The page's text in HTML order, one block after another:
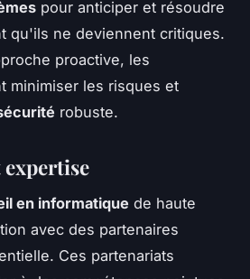
pour anticiper et résoudre
qu'ils ne deviennent critiques.
proactive, les
minimiser les risques et
robuste.
en informatique de haute
avec des partenaires
Ces partenariats